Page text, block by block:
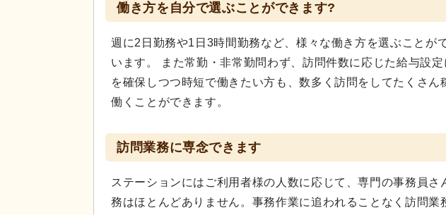
働き方を自分で選ぶことができます?
週に2日勤務や1日3時間勤務など、様々な働き方を選ぶことが
います。 また常勤・非常勤問わず、訪問件数に応じた給与設
を確保しつつ時短で働きたい方も、数多く訪問をしてたくさ
働くことができます。
訪問業務に専念できます
ステーションにはご利用者様の人数に応じて、専門の事務員
務はほとんどありません。事務作業に追われることなく訪問